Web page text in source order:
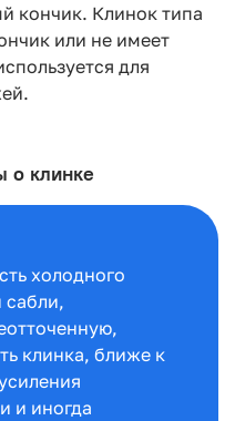
кончик. Клинок типа
или не имеет
для
о клинке
холодного
клинка, ближе к
и иногда